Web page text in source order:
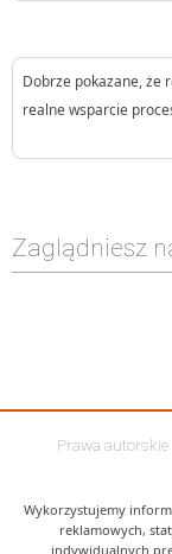
Dobrze pokazane, że
realne wsparcie
Zaglądniesz
Prawa autorskie
Wykorzystujemy
reklamowych,
indywidualnych